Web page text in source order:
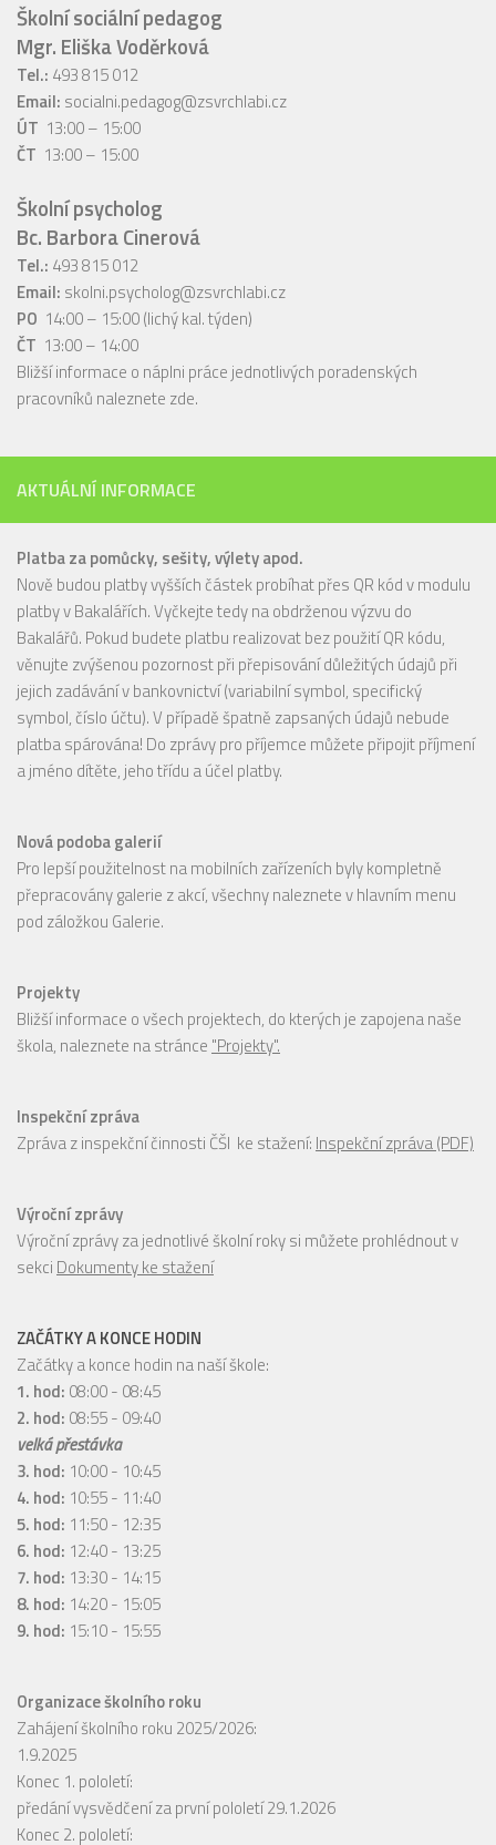
Školní sociální pedagog
Mgr. Eliška Voděrková
Tel.: 493 815 012
Email: socialni.pedagog@zsvrchlabi.cz
ÚT 13:00 – 15:00
ČT 13:00 – 15:00
Školní psycholog
Bc. Barbora Cinerová
Tel.: 493 815 012
Email: skolni.psycholog@zsvrchlabi.cz
PO 14:00 – 15:00 (lichý kal. týden)
ČT 13:00 – 14:00
Bližší informace o náplni práce jednotlivých poradenských
pracovníků naleznete zde.
AKTUÁLNÍ INFORMACE
Platba za pomůcky, sešity, výlety apod.
Nově budou platby vyšších částek probíhat přes QR kód v modulu
platby v Bakalářích. Vyčkejte tedy na obdrženou výzvu do
Bakalářů. Pokud budete platbu realizovat bez použití QR kódu,
věnujte zvýšenou pozornost při přepisování důležitých údajů při
jejich zadávání v bankovnictví (variabilní symbol, specifický
symbol, číslo účtu). V případě špatně zapsaných údajů nebude
platba spárována! Do zprávy pro příjemce můžete připojit příjmení
a jméno dítěte, jeho třídu a účel platby.
Nová podoba galerií
Pro lepší použitelnost na mobilních zařízeních byly kompletně
přepracovány galerie z akcí, všechny naleznete v hlavním menu
pod záložkou Galerie.
Projekty
Bližší informace o všech projektech, do kterých je zapojena naše
škola, naleznete na stránce "Projekty".
Inspekční zpráva
Zpráva z inspekční činnosti ČŠI ke stažení: Inspekční zpráva (PDF)
Výroční zprávy
Výroční zprávy za jednotlivé školní roky si můžete prohlédnout v
sekci Dokumenty ke stažení
ZAČÁTKY A KONCE HODIN
Začátky a konce hodin na naší škole:
1. hod: 08:00 - 08:45
2. hod: 08:55 - 09:40
velká přestávka
3. hod: 10:00 - 10:45
4. hod: 10:55 - 11:40
5. hod: 11:50 - 12:35
6. hod: 12:40 - 13:25
7. hod: 13:30 - 14:15
8. hod: 14:20 - 15:05
9. hod: 15:10 - 15:55
Organizace školního roku
Zahájení školního roku 2025/2026:
1.9.2025
Konec 1. pololetí:
předání vysvědčení za první pololetí 29.1.2026
Konec 2. pololetí: